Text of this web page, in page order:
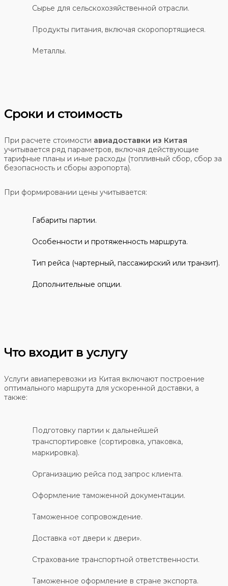
Сырье для сельскохозяйственной отрасли.
Продукты питания, включая скоропортящиеся.
Металлы.
Сроки и стоимость
При расчете стоимости авиадоставки из Китая
учитывается ряд параметров, включая действующие
тарифные планы и иные расходы (топливный сбор, сбор за
безопасность и сборы аэропорта).
При формировании цены учитывается:
Габариты партии.
Особенности и протяженность маршрута.
Тип рейса (чартерный, пассажирский или транзит).
Дополнительные опции.
Что входит в услугу
Услуги авиаперевозки из Китая включают построение
оптимального маршрута для ускоренной доставки, а
также:
Подготовку партии к дальнейшей
транспортировке (сортировка, упаковка,
маркировка).
Организацию рейса под запрос клиента.
Оформление таможенной документации.
Таможенное сопровождение.
Доставка «от двери к двери».
Страхование транспортной ответственности.
Таможенное оформление в стране экспорта.